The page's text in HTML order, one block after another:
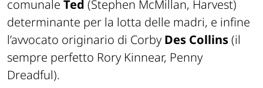
comunale Ted (Stephen McMillan, Harvest)
determinante per la lotta delle madri, e infine
l’avvocato originario di CorbyDes Collins(il
sempre perfetto Rory Kinnear, Penny
Dreadful).